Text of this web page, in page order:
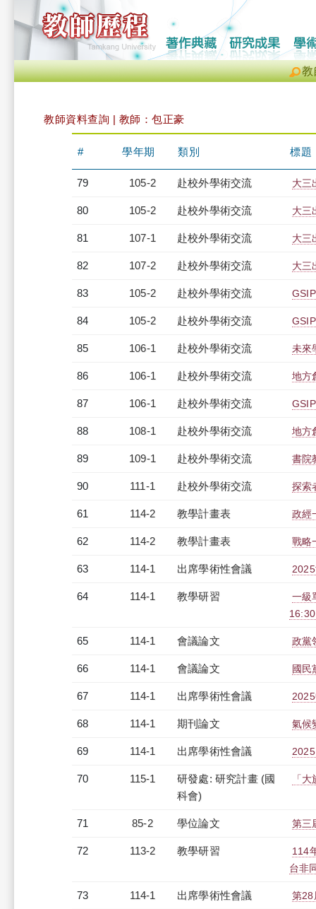
教
教師資料查詢 | 教師：包正豪
# 學年期 類別 標題
79 105-2 赴校外學術交流 大三
80 105-2 赴校外學術交流 大三
81 107-1 赴校外學術交流 大三
82 107-2 赴校外學術交流 大三
83 105-2 赴校外學術交流
84 105-2 赴校外學術交流
85 106-1 赴校外學術交流 未來
86 106-1 赴校外學術交流 地方
87 106-1 赴校外學術交流
88 108-1 赴校外學術交流 地方
89 109-1 赴校外學術交流 書院
90 111-1 赴校外學術交流 探索
61 114-2 教學計畫表 政經
62 114-2 教學計畫表 戰略
63 114-1 出席學術性會議
64 114-1 教學研習
一級
65 114-1 會議論文 政黨
66 114-1 會議論文 國民
67 114-1 出席學術性會議
68 114-1 期刊論文 氣候
69 114-1 出席學術性會議
70 115-1
研發處: 研究計畫 (國
科會)
「
71 85-2 學位論文 第三
72 113-2 教學研習
114
台非
73 114-1 出席學術性會議 第28